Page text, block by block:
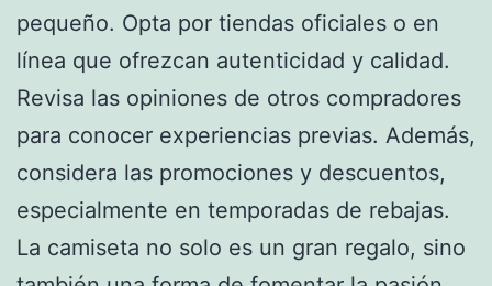
pequeño. Opta por tiendas oficiales o en
línea que ofrezcan autenticidad y calidad.
Revisa las opiniones de otros compradores
para conocer experiencias previas. Además,
considera las promociones y descuentos,
especialmente en temporadas de rebajas.
La camiseta no solo es un gran regalo, sino